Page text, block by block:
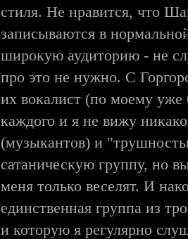
стиля. Не нравится, что
записываются в
широкую аудиторию - не
про это не нужно. С
их вокалист (по моему
каждого и я не вижу
(музыкантов) и
сатаническую группу, но
меня только веселят. И
единственная группа из
и которую я регулярно